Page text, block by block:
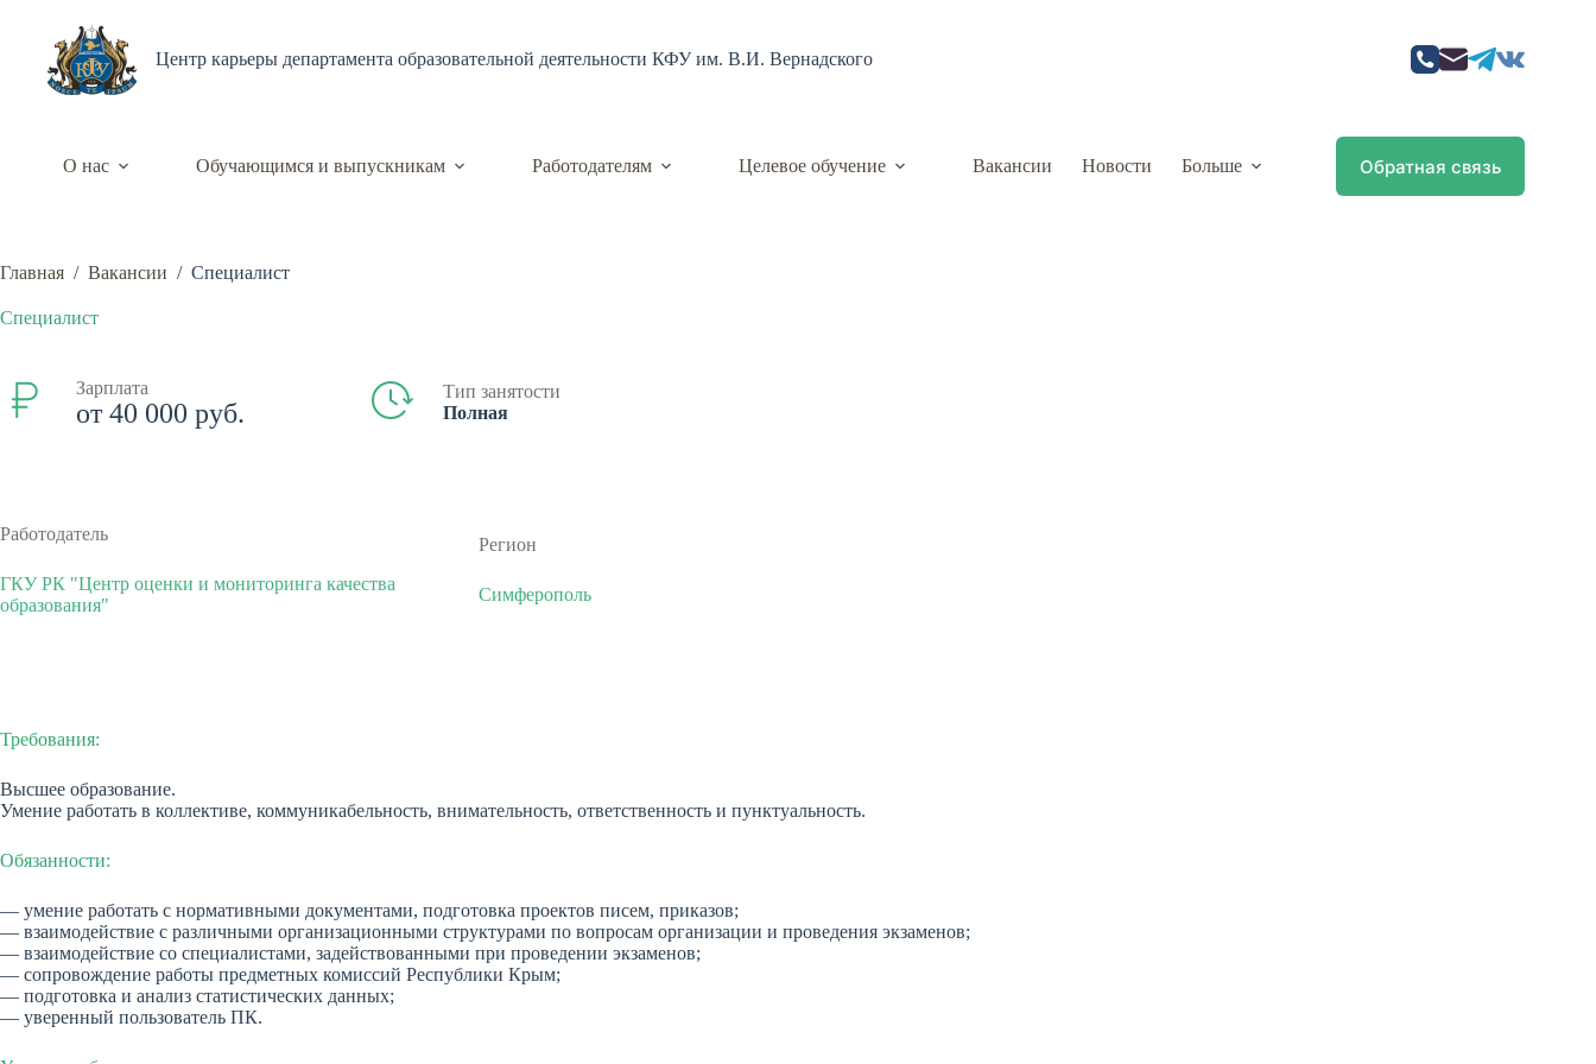
Центр карьеры департамента образовательной деятельности КФУ им. В.И. Вернадского
О нас Обучающимся и выпускникам Работодателям Целевое обучение Вакансии Новости Больше Обратная связь
Главная / Вакансии / Специалист
Специалист
Зарплата
от 40 000 руб.
Тип занятости
Полная
Работодатель
ГКУ РК "Центр оценки и мониторинга качества
образования"
Регион
Симферополь
Требования:
Высшее образование.
Умение работать в коллективе, коммуникабельность, внимательность, ответственность и пунктуальность.
Обязанности:
— умение работать с нормативными документами, подготовка проектов писем, приказов;
— взаимодействие с различными организационными структурами по вопросам организации и проведения экзаменов;
— взаимодействие со специалистами, задействованными при проведении экзаменов;
— сопровождение работы предметных комиссий Республики Крым;
— подготовка и анализ статистических данных;
— уверенный пользователь ПК.